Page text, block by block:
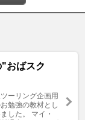
"おばスク
ーリング企画用
勉強の教材とし
した。 マイ・